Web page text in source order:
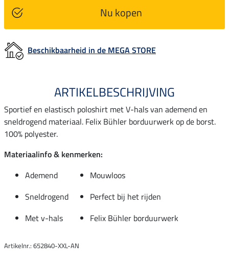
Nu kopen
Beschikbaarheid in de MEGA STORE
ARTIKELBESCHRIJVING
Sportief en elastisch poloshirt met V-hals van ademend en
sneldrogend materiaal. Felix Bühler borduurwerk op de borst.
100% polyester.
Materiaalinfo & kenmerken:
Ademend
Mouwloos
Sneldrogend
Perfect bij het rijden
Met v-hals
Felix Bühler borduurwerk
Artikelnr.: 652840-XXL-AN